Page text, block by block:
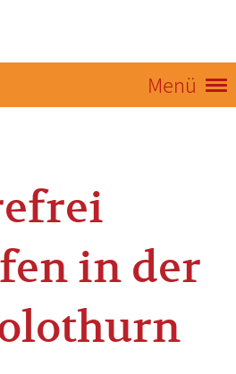
Menü
in der